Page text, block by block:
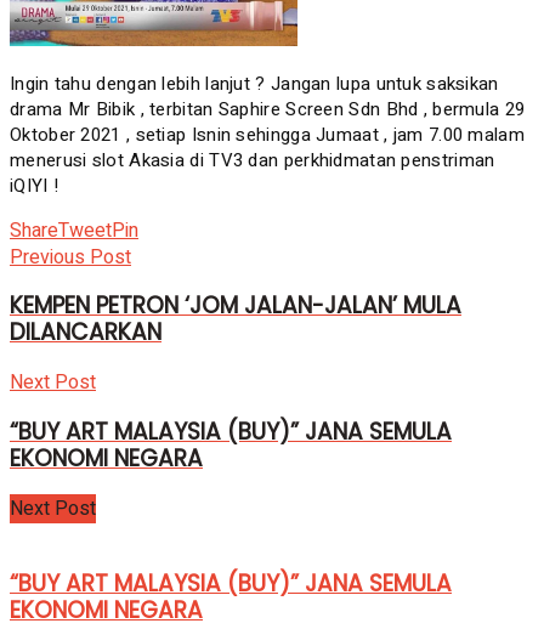
Ingin tahu dengan lebih lanjut ? Jangan lupa untuk saksikan
drama Mr Bibik , terbitan Saphire Screen Sdn Bhd , bermula 29
Oktober 2021 , setiap Isnin sehingga Jumaat , jam 7.00 malam
menerusi slot Akasia di TV3 dan perkhidmatan penstriman
iQIYI !
ShareTweetPin
Previous Post
KEMPEN PETRON ‘JOM JALAN-JALAN’ MULA
DILANCARKAN
Next Post
“BUY ART MALAYSIA (BUY)” JANA SEMULA
EKONOMI NEGARA
Next Post
“BUY ART MALAYSIA (BUY)” JANA SEMULA
EKONOMI NEGARA